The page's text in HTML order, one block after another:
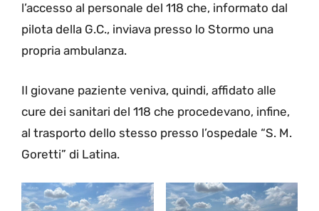
l’accesso al personale del 118 che, informato dal
pilota della G.C., inviava presso lo Stormo una
propria ambulanza.
Il giovane paziente veniva, quindi, affidato alle
cure dei sanitari del 118 che procedevano, infine,
al trasporto dello stesso presso l’ospedale “S. M.
Goretti” di Latina.